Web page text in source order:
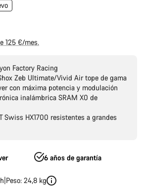
125 €/mes.
Factory Racing
Zeb Ultimate/Vivid Air tope de gama
con máxima potencia y modulación
inalámbrica SRAM X0 de
Swiss HX1700 resistentes a grandes
6 años de garantía
Peso: 24,8 kg